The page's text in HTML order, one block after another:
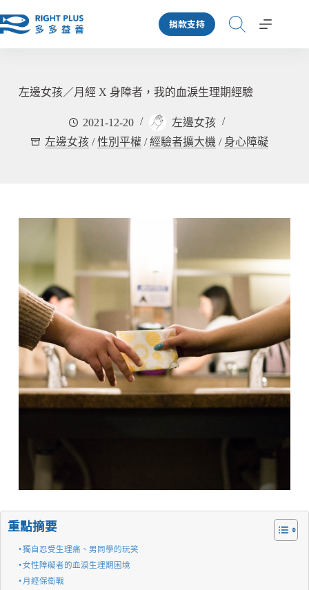
至
捐款支持
左邊女孩／月經 X 身障者，我的血淚生理期經驗
2021-12-20
左邊女孩
左邊女孩 /性別平權 /經驗者擴大機 / 身心障礙
重點摘要
獨自忍受生理痛、男同學的玩笑
女性障礙者的血淚生理期困境
月經保衛戰